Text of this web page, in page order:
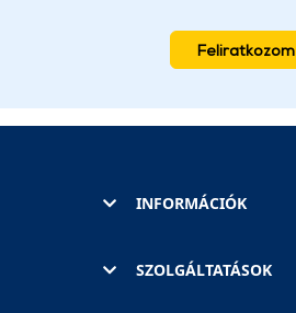
Feliratkozom
INFORMÁCIÓK
SZOLGÁLTATÁSOK